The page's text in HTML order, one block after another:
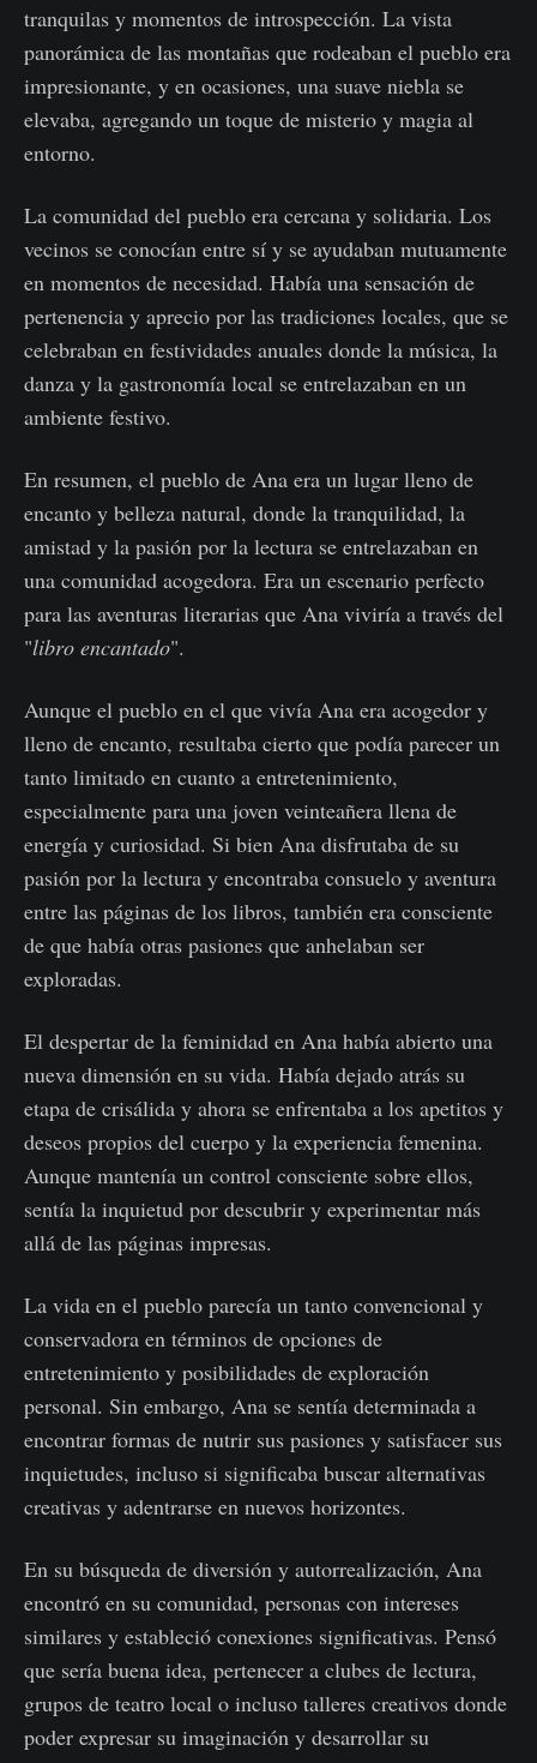
tranquilas y momentos de introspección. La vista
panorámica de las montañas que rodeaban el pueblo era
impresionante, y en ocasiones, una suave niebla se
elevaba, agregando un toque de misterio y magia al
entorno.
La comunidad del pueblo era cercana y solidaria. Los
vecinos se conocían entre sí y se ayudaban mutuamente
en momentos de necesidad. Había una sensación de
pertenencia y aprecio por las tradiciones locales, que se
celebraban en festividades anuales donde la música, la
danza y la gastronomía local se entrelazaban en un
ambiente festivo.
En resumen, el pueblo de Ana era un lugar lleno de
encanto y belleza natural, donde la tranquilidad, la
amistad y la pasión por la lectura se entrelazaban en
una comunidad acogedora. Era un escenario perfecto
para las aventuras literarias que Ana viviría a través del
"libro encantado".
Aunque el pueblo en el que vivía Ana era acogedor y
lleno de encanto, resultaba cierto que podía parecer un
tanto limitado en cuanto a entretenimiento,
especialmente para una joven veinteañera llena de
energía y curiosidad. Si bien Ana disfrutaba de su
pasión por la lectura y encontraba consuelo y aventura
entre las páginas de los libros, también era consciente
de que había otras pasiones que anhelaban ser
exploradas.
El despertar de la feminidad en Ana había abierto una
nueva dimensión en su vida. Había dejado atrás su
etapa de crisálida y ahora se enfrentaba a los apetitos y
deseos propios del cuerpo y la experiencia femenina.
Aunque mantenía un control consciente sobre ellos,
sentía la inquietud por descubrir y experimentar más
allá de las páginas impresas.
La vida en el pueblo parecía un tanto convencional y
conservadora en términos de opciones de
entretenimiento y posibilidades de exploración
personal. Sin embargo, Ana se sentía determinada a
encontrar formas de nutrir sus pasiones y satisfacer sus
inquietudes, incluso si significaba buscar alternativas
creativas y adentrarse en nuevos horizontes.
En su búsqueda de diversión y autorrealización, Ana
encontró en su comunidad, personas con intereses
similares y estableció conexiones significativas. Pensó
que sería buena idea, pertenecer a clubes de lectura,
grupos de teatro local o incluso talleres creativos donde
poder expresar su imaginación y desarrollar su